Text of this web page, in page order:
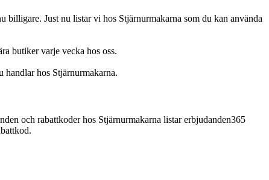
billigare. Just nu listar vi hos Stjärnurmakarna som du kan använda
butiker varje vecka hos oss.
handlar hos Stjärnurmakarna.
och rabattkoder hos Stjärnurmakarna listar erbjudanden365